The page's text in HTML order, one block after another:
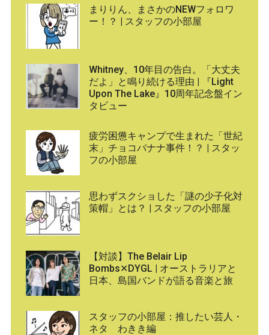
まりりん、まさかのNEWフォロワ
ー！？ | スタッフの小部屋
Whitney、10年目の告白。「大丈夫
だよ」と鳴り続ける理由 | 『Light
Upon The Lake』10周年記念盤イン
タビュー
疲労困憊キャンプで生まれた「世紀
末」チョコバナナ事件！？ | スタッ
フの小部屋
思わずスクショした「謎の少子化対
策帽」とは？ | スタッフの小部屋
【対談】The Belair Lip
Bombs✕DYGL | オーストラリアと
日本、島国バンドが語る音楽と旅
スタッフの小部屋：推したい芸人・
ネタ わきき編